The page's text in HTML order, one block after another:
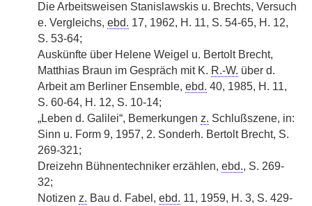
Die Arbeitsweisen Stanislawskis u. Brechts, Versuch
e. Vergleichs, ebd. 17, 1962, H. 11, S. 54-65, H. 12,
S. 53-64;
Auskünfte über Helene Weigel u. Bertolt Brecht,
Matthias Braun im Gespräch mit K. R.-W. über d.
Arbeit am Berliner Ensemble, ebd. 40, 1985, H. 11,
S. 60-64, H. 12, S. 10-14;
„Leben d. Galilei“, Bemerkungen z. Schlußszene, in:
Sinn u. Form 9, 1957, 2. Sonderh. Bertolt Brecht, S.
269-321;
Dreizehn Bühnentechniker erzählen, ebd., S. 269-
32;
Notizen z. Bau d. Fabel, ebd. 11, 1959, H. 3, S. 429-